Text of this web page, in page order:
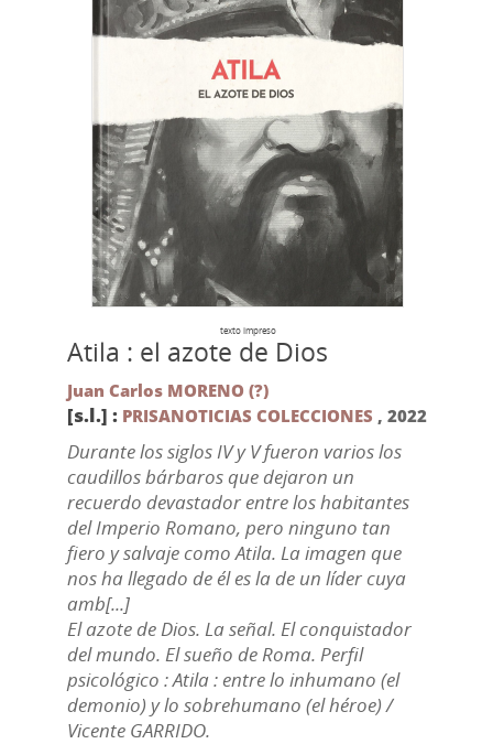
texto impreso
Atila : el azote de Dios
Juan Carlos MORENO (?)
[s.l.] : PRISANOTICIAS COLECCIONES , 2022
Durante los siglos IV y V fueron varios los
caudillos bárbaros que dejaron un
recuerdo devastador entre los habitantes
del Imperio Romano, pero ninguno tan
fiero y salvaje como Atila. La imagen que
nos ha llegado de él es la de un líder cuya
amb[...]
El azote de Dios. La señal. El conquistador
del mundo. El sueño de Roma. Perfil
psicológico : Atila : entre lo inhumano (el
demonio) y lo sobrehumano (el héroe) /
Vicente GARRIDO.